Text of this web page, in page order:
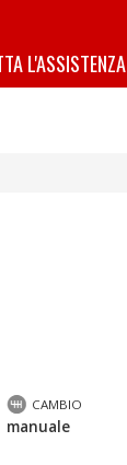
L'ASSISTENZA
CAMBIO
manuale